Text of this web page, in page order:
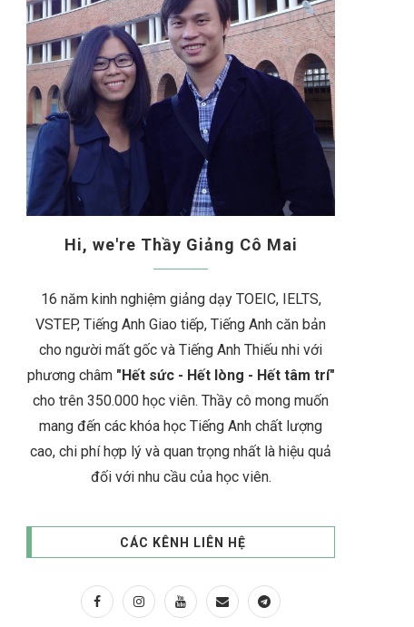
Hi, we're Thầy Giảng Cô Mai
16 năm kinh nghiệm giảng dạy TOEIC, IELTS,
VSTEP, Tiếng Anh Giao tiếp, Tiếng Anh căn bản
cho người mất gốc và Tiếng Anh Thiếu nhi với
phương châm "Hết sức - Hết lòng - Hết tâm trí"
cho trên 350.000 học viên. Thầy cô mong muốn
mang đến các khóa học Tiếng Anh chất lượng
cao, chi phí hợp lý và quan trọng nhất là hiệu quả
đối với nhu cầu của học viên.
CÁC KÊNH LIÊN HỆ